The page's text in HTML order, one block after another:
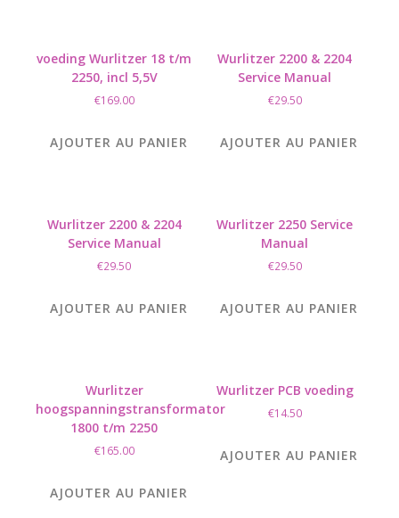
voeding Wurlitzer 18 t/m
2250, incl 5,5V
€169.00
AJOUTER AU PANIER
Wurlitzer 2200 & 2204
Service Manual
€29.50
AJOUTER AU PANIER
Wurlitzer 2200 & 2204
Service Manual
€29.50
AJOUTER AU PANIER
Wurlitzer 2250 Service
Manual
€29.50
AJOUTER AU PANIER
Wurlitzer
hoogspanningstransformator
1800 t/m 2250
€165.00
AJOUTER AU PANIER
Wurlitzer PCB voeding
€14.50
AJOUTER AU PANIER